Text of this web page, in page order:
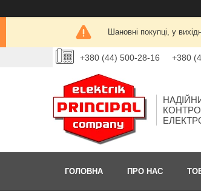
Шановні покупці, у
+380 (44) 500-28-16 +380
ГОЛОВНА ПРО НАС